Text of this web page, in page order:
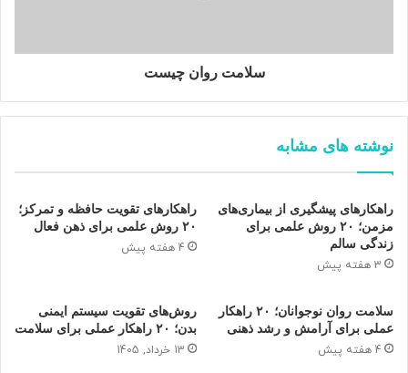
گاهی ما فکر می‌کنیم «من عادت دارم کم بخوابم» اما بدن به‌مرور
نشانه‌های خودش را می‌دهد.
بخش ۲: نشانه‌های خواب بی‌کیفیت
اگر این نشانه‌ها را داری، یعنی کیفیت خوابت پایین است:
صبح‌ها خسته بیدار می‌شوی
وسط خواب چند بار بیدار می‌شوی
بد خواب می‌بینی
خوابت سبک است
سخت به خواب می‌روی
زود بیدار می‌شوی
سلامت روان چیست
نوشته های مشابه
راهکارهای پیشگیری از بیماری‌های
مزمن؛ ۲۰ روش علمی برای
زندگی سالم
3 هفته پیش
راهکارهای تقویت حافظه و تمرکز؛
۲۰ روش علمی برای ذهن فعال
4 هفته پیش
سلامت روان نوجوانان؛ ۲۰ راهکار
عملی برای آرامش و رشد ذهنی
4 هفته پیش
روش‌های تقویت سیستم ایمنی
بدن؛ ۲۰ راهکار عملی برای سلامت
13 خرداد, 1405